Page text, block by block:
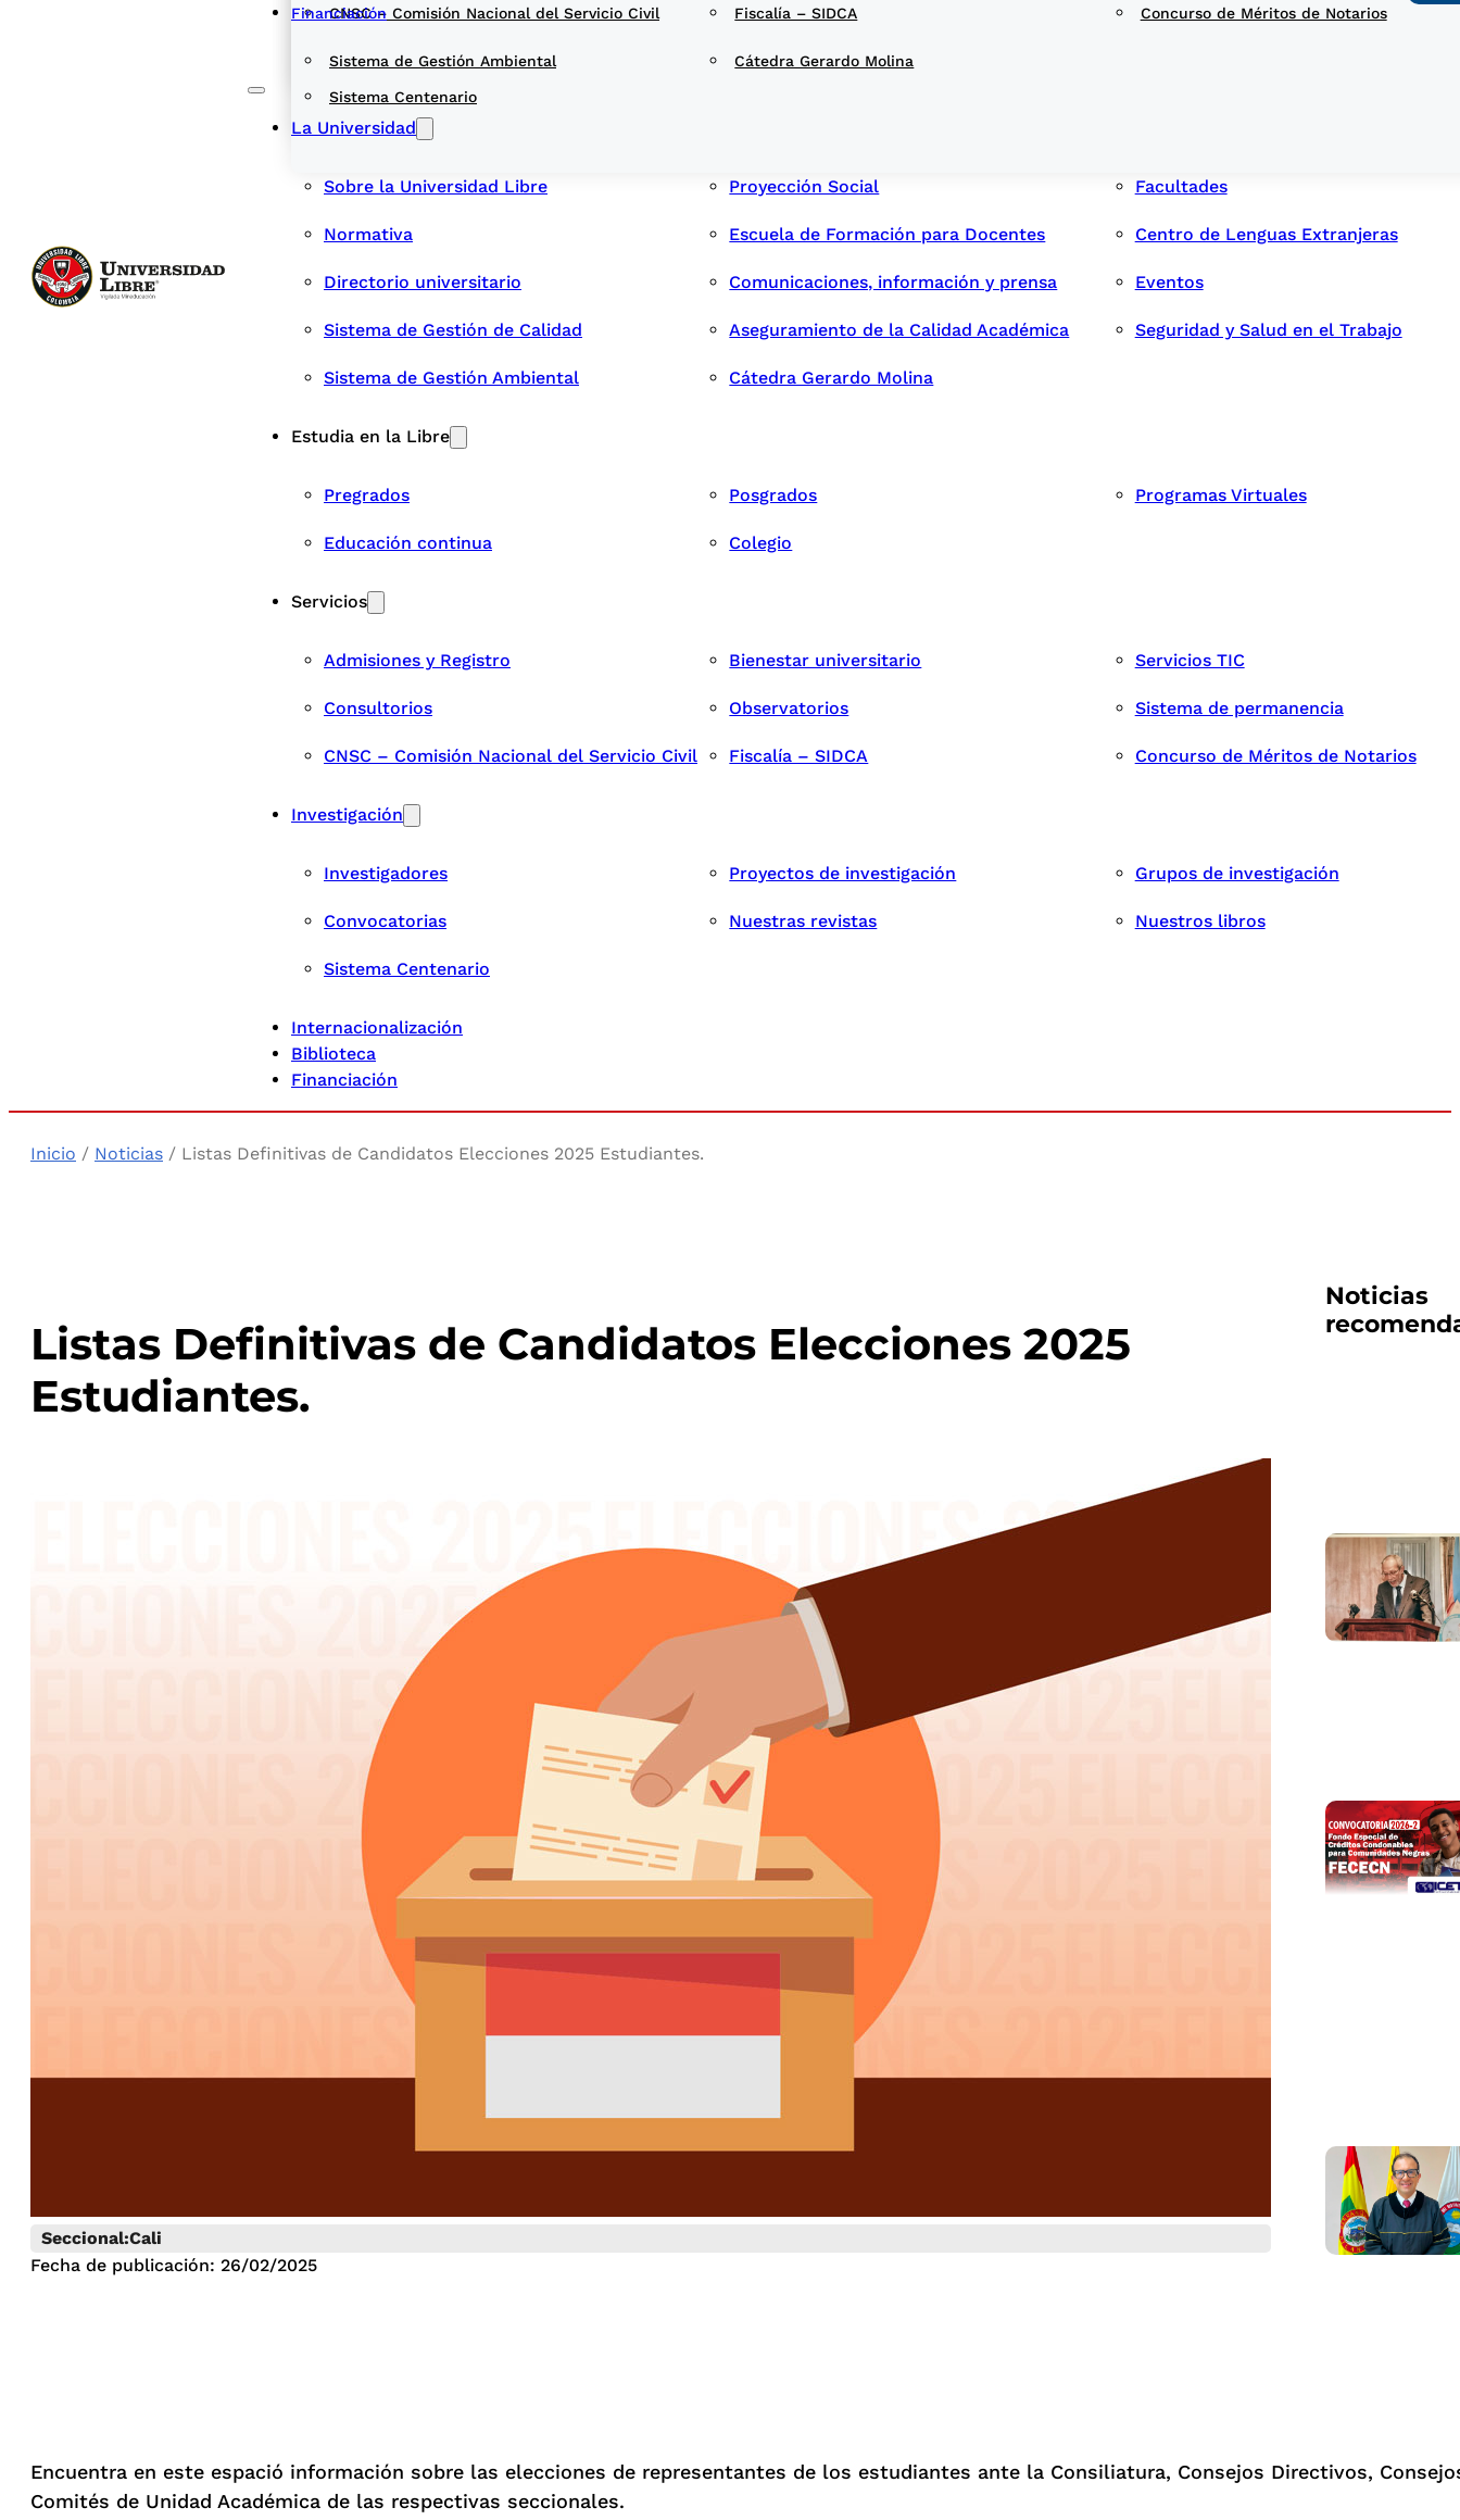
Sistema de Gestión Ambiental Cátedra Gerardo Molina
CNSC – Comisión Nacional del Servicio Civil Fiscalía – SIDCA Concurso de Méritos de Notarios
Sistema Centenario
Financiación
La Universidad
Sobre la Universidad Libre Proyección Social Facultades
Normativa Escuela de Formación para Docentes Centro de Lenguas Extranjeras
Directorio universitario Comunicaciones, información y prensa Eventos
Sistema de Gestión de Calidad Aseguramiento de la Calidad Académica Seguridad y Salud en el Trabajo
Sistema de Gestión Ambiental Cátedra Gerardo Molina
Estudia en la Libre
Pregrados Posgrados Programas Virtuales
Educación continua Colegio
Servicios
Admisiones y Registro Bienestar universitario Servicios TIC
Consultorios Observatorios Sistema de permanencia
CNSC – Comisión Nacional del Servicio Civil Fiscalía – SIDCA Concurso de Méritos de Notarios
Investigación
Investigadores Proyectos de investigación Grupos de investigación
Convocatorias Nuestras revistas Nuestros libros
Sistema Centenario
Internacionalización
Biblioteca
Financiación
Inicio / Noticias / Listas Definitivas de Candidatos Elecciones 2025 Estudiantes.
Listas Definitivas de Candidatos Elecciones 2025
Estudiantes.
Seccional:Cali
Fecha de publicación: 26/02/2025
Noticias
Encuentra en este espació información sobre las elecciones de representantes de los estudiantes ante la Consiliatura, Consejos Directivos,
Comités de Unidad Académica de las respectivas seccionales.